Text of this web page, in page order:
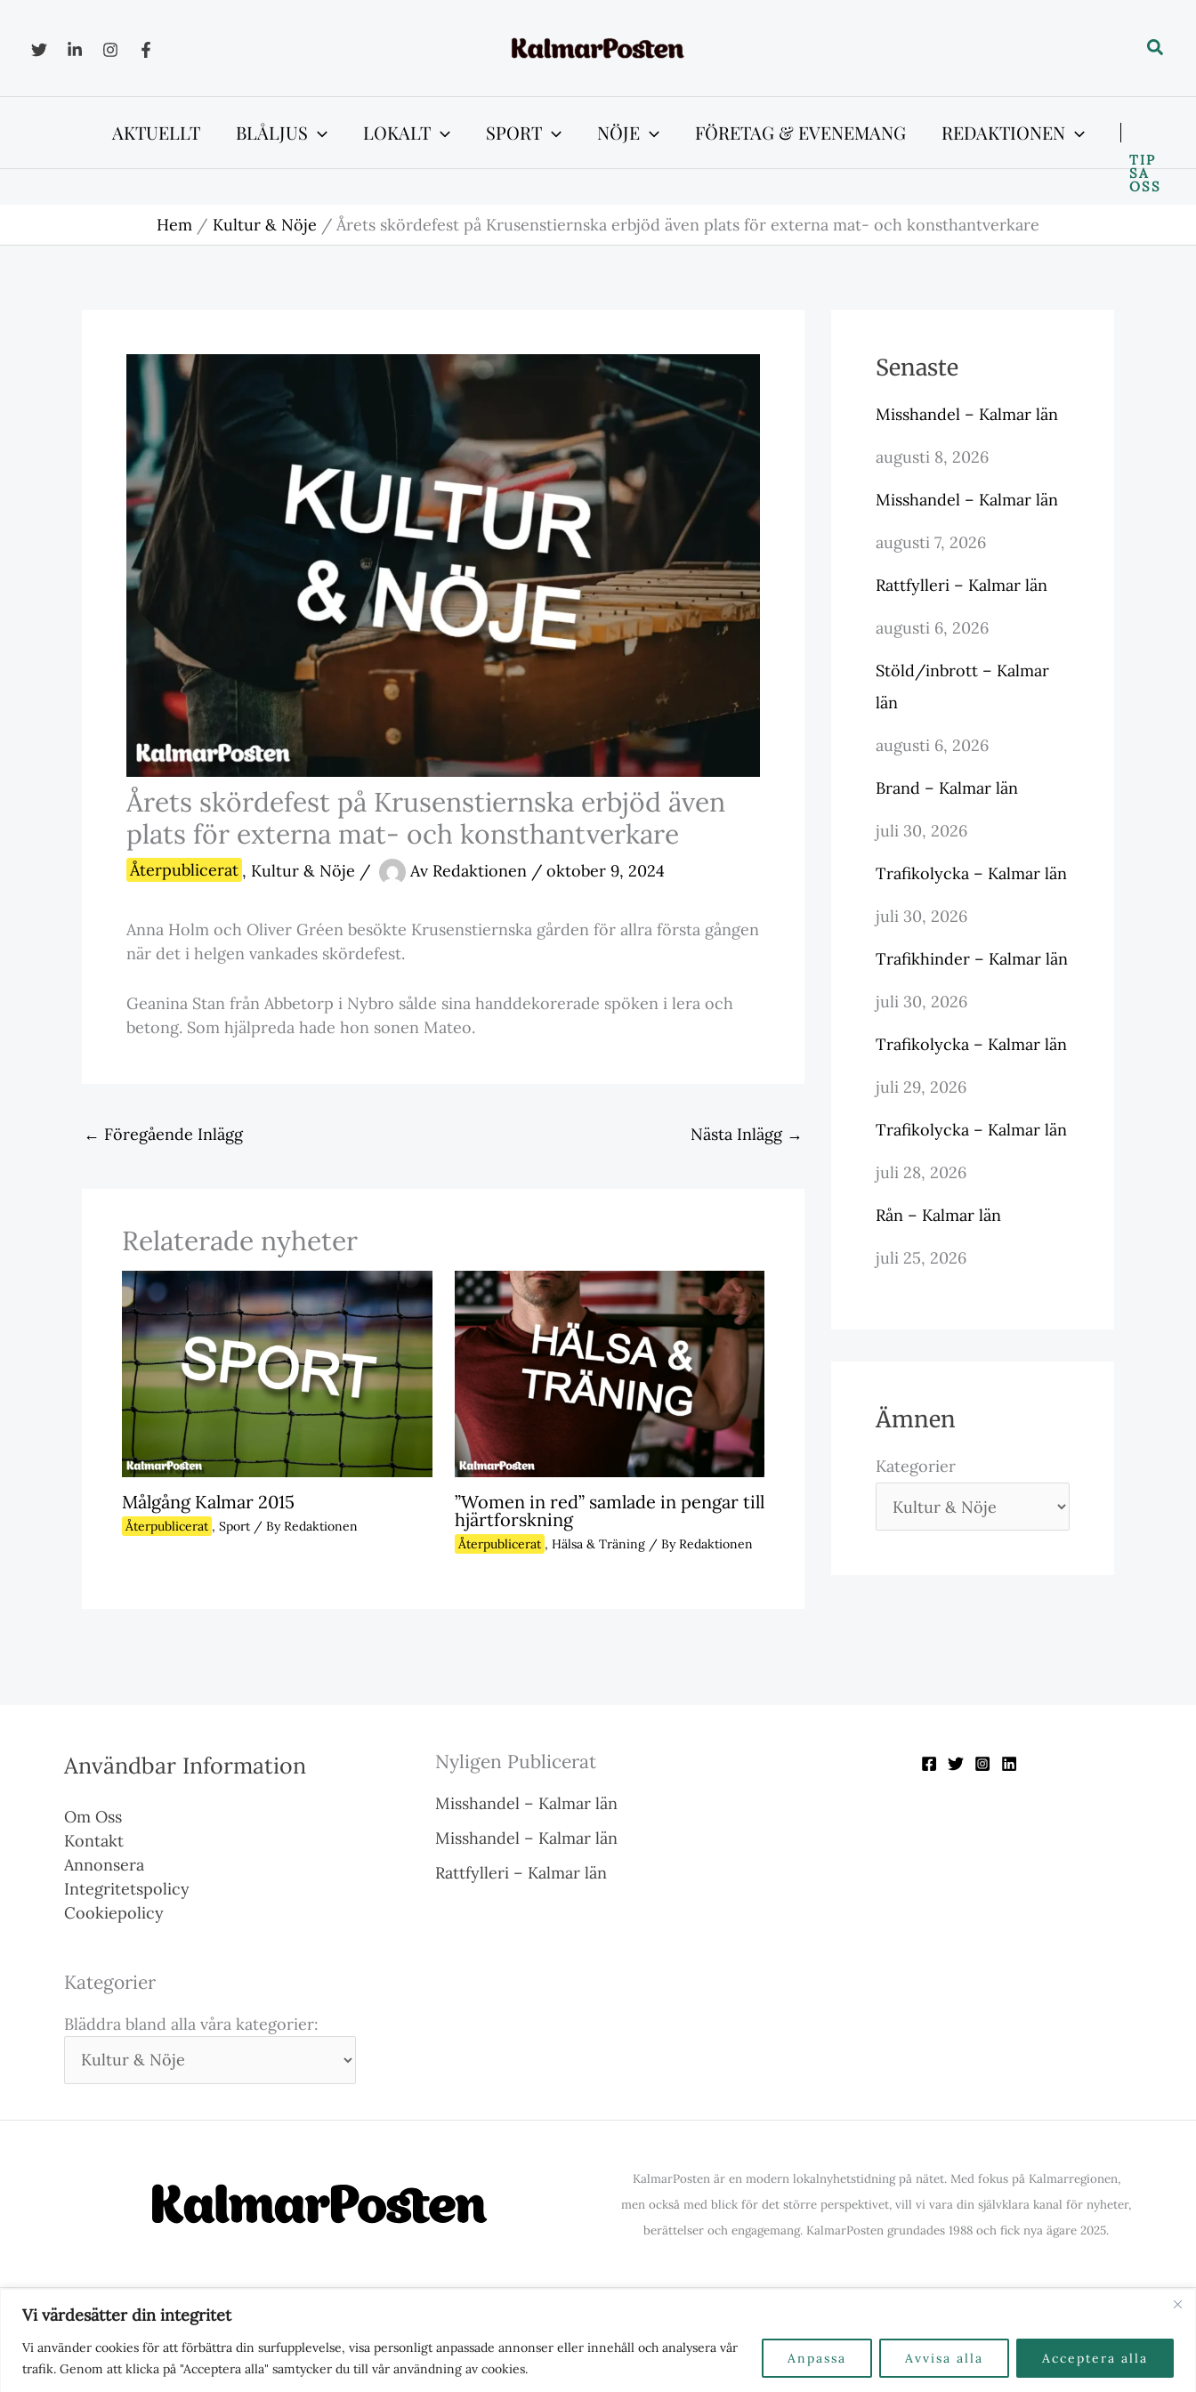
Vi värdesätter din integritet
Vi använder cookies för att förbättra din surfupplevelse, visa personligt anpassade annonser eller innehåll och analysera vår
trafik. Genom att klicka på "Acceptera alla" samtycker du till vår användning av cookies.
Anpassa Avvisa alla Acceptera alla
innehåll
Sök
AKTUELLT BLÅLJUS LOKALT SPORT NÖJE FÖRETAG & EVENEMANG REDAKTIONEN
TIP
SA
OSS
Hem Kultur & Nöje Årets skördefest på Krusenstiernska erbjöd även plats för externa mat- och konsthantverkare
Årets skördefest på Krusenstiernska erbjöd även
plats för externa mat- och konsthantverkare
Återpublicerat , Kultur & Nöje / Av Redaktionen / oktober 9, 2024
Anna Holm och Oliver Gréen besökte Krusenstiernska gården för allra första gången
när det i helgen vankades skördefest.
Geanina Stan från Abbetorp i Nybro sålde sina handdekorerade spöken i lera och
betong. Som hjälpreda hade hon sonen Mateo.
← Föregående Inlägg Nästa Inlägg →
Relaterade nyheter
Målgång Kalmar 2015
Återpublicerat , Sport / ByRedaktionen
”Women in red” samlade in pengar till
hjärtforskning
Återpublicerat , Hälsa & Träning/ ByRedaktionen
Senaste
Misshandel – Kalmar län
augusti 8, 2026
Misshandel – Kalmar län
augusti 7, 2026
Rattfylleri – Kalmar län
augusti 6, 2026
Stöld/inbrott – Kalmar
län
augusti 6, 2026
Brand – Kalmar län
juli 30, 2026
Trafikolycka – Kalmar län
juli 30, 2026
Trafikhinder – Kalmar län
juli 30, 2026
Trafikolycka – Kalmar län
juli 29, 2026
Trafikolycka – Kalmar län
juli 28, 2026
Rån – Kalmar län
juli 25, 2026
Ämnen
Kategorier
Användbar Information
Om Oss
Kontakt
Annonsera
Integritetspolicy
Cookiepolicy
Kategorier
Bläddra bland alla våra kategorier:
Nyligen Publicerat
Misshandel – Kalmar län
Misshandel – Kalmar län
Rattfylleri – Kalmar län
KalmarPosten är en modern lokalnyhetstidning på nätet. Med fokus på Kalmarregionen,
men också med blick för det större perspektivet, vill vi vara din självklara kanal för nyheter,
berättelser och engagemang. KalmarPosten grundades 1988 och fick nya ägare 2025.
Nyhetstips eller frågor?Kontakta oss| Copyright © 2026 | Kalmarposten.se |Se alla Kategorier & Ämnen här